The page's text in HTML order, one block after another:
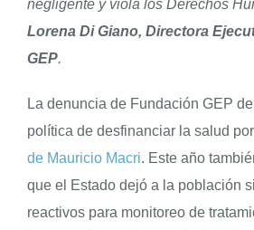
negligente y viola los Derechos
Lorena Di Giano, Directora
GEP.
La denuncia de Fundación GEP
política de desfinanciar la salud
de Mauricio Macri. Este año
que el Estado dejó a la población
reactivos para monitoreo de